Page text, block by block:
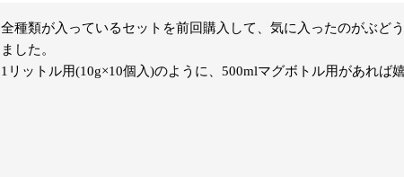
全種類が入っているセットを前回購入して、気に入ったのがぶど
ました。
1リットル用(10g×10個入)のように、500mlマグボトル用があれば